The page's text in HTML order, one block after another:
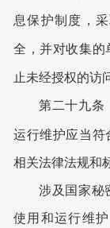
息保护制度，
全，并对收集的
止未经授权的访
第二十九条
运行维护应当符
相关法律法规和
涉及国家秘
使用和运行维